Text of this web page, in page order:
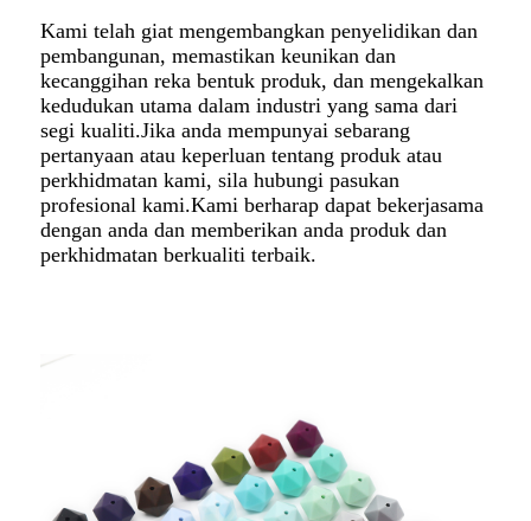
Kami telah giat mengembangkan penyelidikan dan
pembangunan, memastikan keunikan dan
kecanggihan reka bentuk produk, dan mengekalkan
kedudukan utama dalam industri yang sama dari
segi kualiti.Jika anda mempunyai sebarang
pertanyaan atau keperluan tentang produk atau
perkhidmatan kami, sila hubungi pasukan
profesional kami.Kami berharap dapat bekerjasama
dengan anda dan memberikan anda produk dan
perkhidmatan berkualiti terbaik.